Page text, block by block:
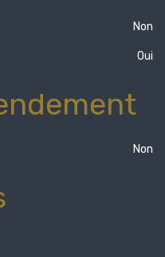
Non
Oui
Non